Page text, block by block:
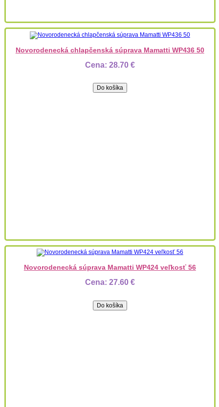
Novorodenecká chlapčenská súprava Mamatti WP436 50
Cena: 28.70 €
Novorodenecká súprava Mamatti WP424 veľkosť 56
Cena: 27.60 €